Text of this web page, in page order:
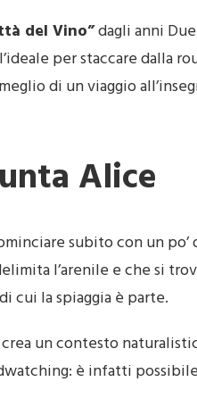
del Vino”dagli anni
per staccare dalla
di un viaggio
Alice
subito con un po’
l’arenile e che si
cui la spiaggia è parte.
un contesto
è infatti